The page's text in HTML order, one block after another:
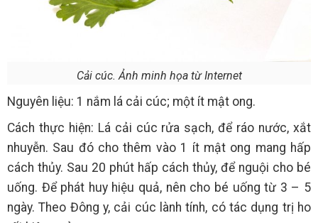
Cải cúc. Ảnh minh họa từ Internet
Nguyên liệu: 1 nắm lá cải cúc; một ít mật ong.
Cách thực hiện: Lá cải cúc rửa sạch, để ráo nước, xắt
nhuyễn. Sau đó cho thêm vào 1 ít mật ong mang hấp
cách thủy. Sau 20 phút hấp cách thủy, để nguội cho bé
uống. Để phát huy hiệu quả, nên cho bé uống từ 3 – 5
ngày. Theo Đông y, cải cúc lành tính, có tác dụng trị ho